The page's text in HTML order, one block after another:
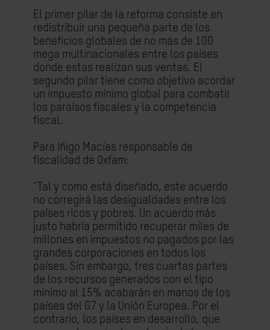
El primer pilar de la reforma consiste en
redistribuir una pequeña parte de los
beneficios globales de no más de 100
mega multinacionales entre los países
donde estas realizan sus ventas. El
segundo pilar tiene como objetivo acordar
un impuesto mínimo global para combatir
los paraísos fiscales y la competencia
fiscal.
Para Iñigo Macías responsable de
fiscalidad de Oxfam:
“Tal y como está diseñado, este acuerdo
no corregirá las desigualdades entre los
países ricos y pobres. Un acuerdo más
justo habría permitido recuperar miles de
millones en impuestos no pagados por las
grandes corporaciones en todos los
países. Sin embargo, tres cuartas partes
de los recursos generados con el tipo
mínimo al 15% acabarán en manos de los
países del G7 y la Unión Europea. Por el
contrario, los países en desarrollo, que